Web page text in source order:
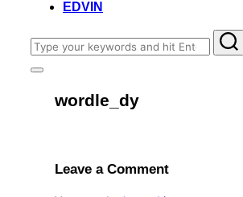
EDVIN
Search
for:
Toggle
wordle_dy
Leave a Comment